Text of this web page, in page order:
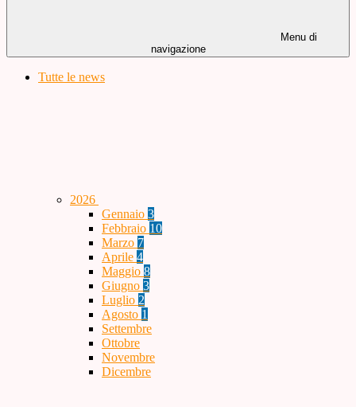
Menu di
navigazione
Tutte le news
2026
Gennaio 3
Febbraio 10
Marzo 7
Aprile 4
Maggio 8
Giugno 3
Luglio 2
Agosto 1
Settembre
Ottobre
Novembre
Dicembre